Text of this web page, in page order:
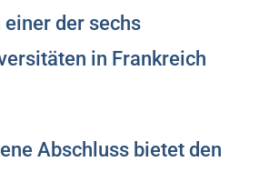
einer der sechs
in Frankreich
Abschluss bietet den